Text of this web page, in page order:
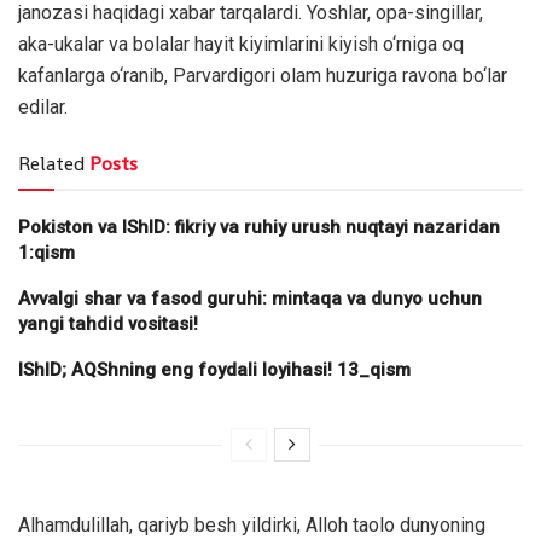
janozasi haqidagi xabar tarqalardi. Yoshlar, opa-singillar,
aka-ukalar va bolalar hayit kiyimlarini kiyish o‘rniga oq
kafanlarga o‘ranib, Parvardigori olam huzuriga ravona bo‘lar
edilar.
Related Posts
Pokiston va IShID: fikriy va ruhiy urush nuqtayi nazaridan
1:qism
Avvalgi shar va fasod guruhi: mintaqa va dunyo uchun
yangi tahdid vositasi!
IShID; AQShning eng foydali loyihasi! 13_qism
Alhamdulillah, qariyb besh yildirki, Alloh taolo dunyoning